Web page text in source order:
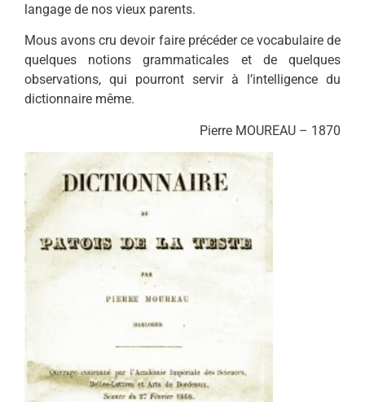
langage de nos vieux parents.
Mous avons cru devoir faire précéder ce vocabulaire de
quelques notions grammaticales et de quelques
observations, qui pourront servir à l’intelligence du
dictionnaire même.
Pierre MOUREAU – 1870